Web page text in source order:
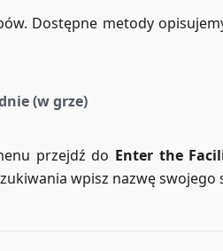
Dostępne metody
(w grze)
przejdź do Enter the
wpisz nazwę swojego